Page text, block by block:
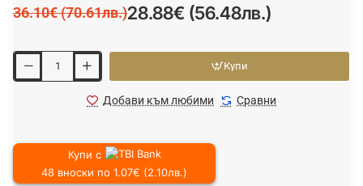
28.88€ (56.48лв.)
36.10€ (70.61лв.)
Купи
Добави към любими Сравни
Купи с
48 вноски по 1.07€ (2.10лв.)